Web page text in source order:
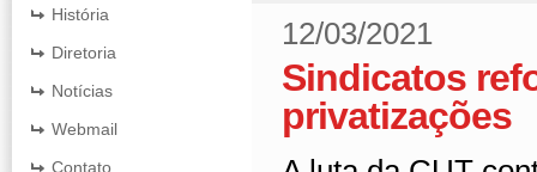
História
Diretoria
Notícias
Webmail
Contato
12/03/2021
Sindicatos
privatizações